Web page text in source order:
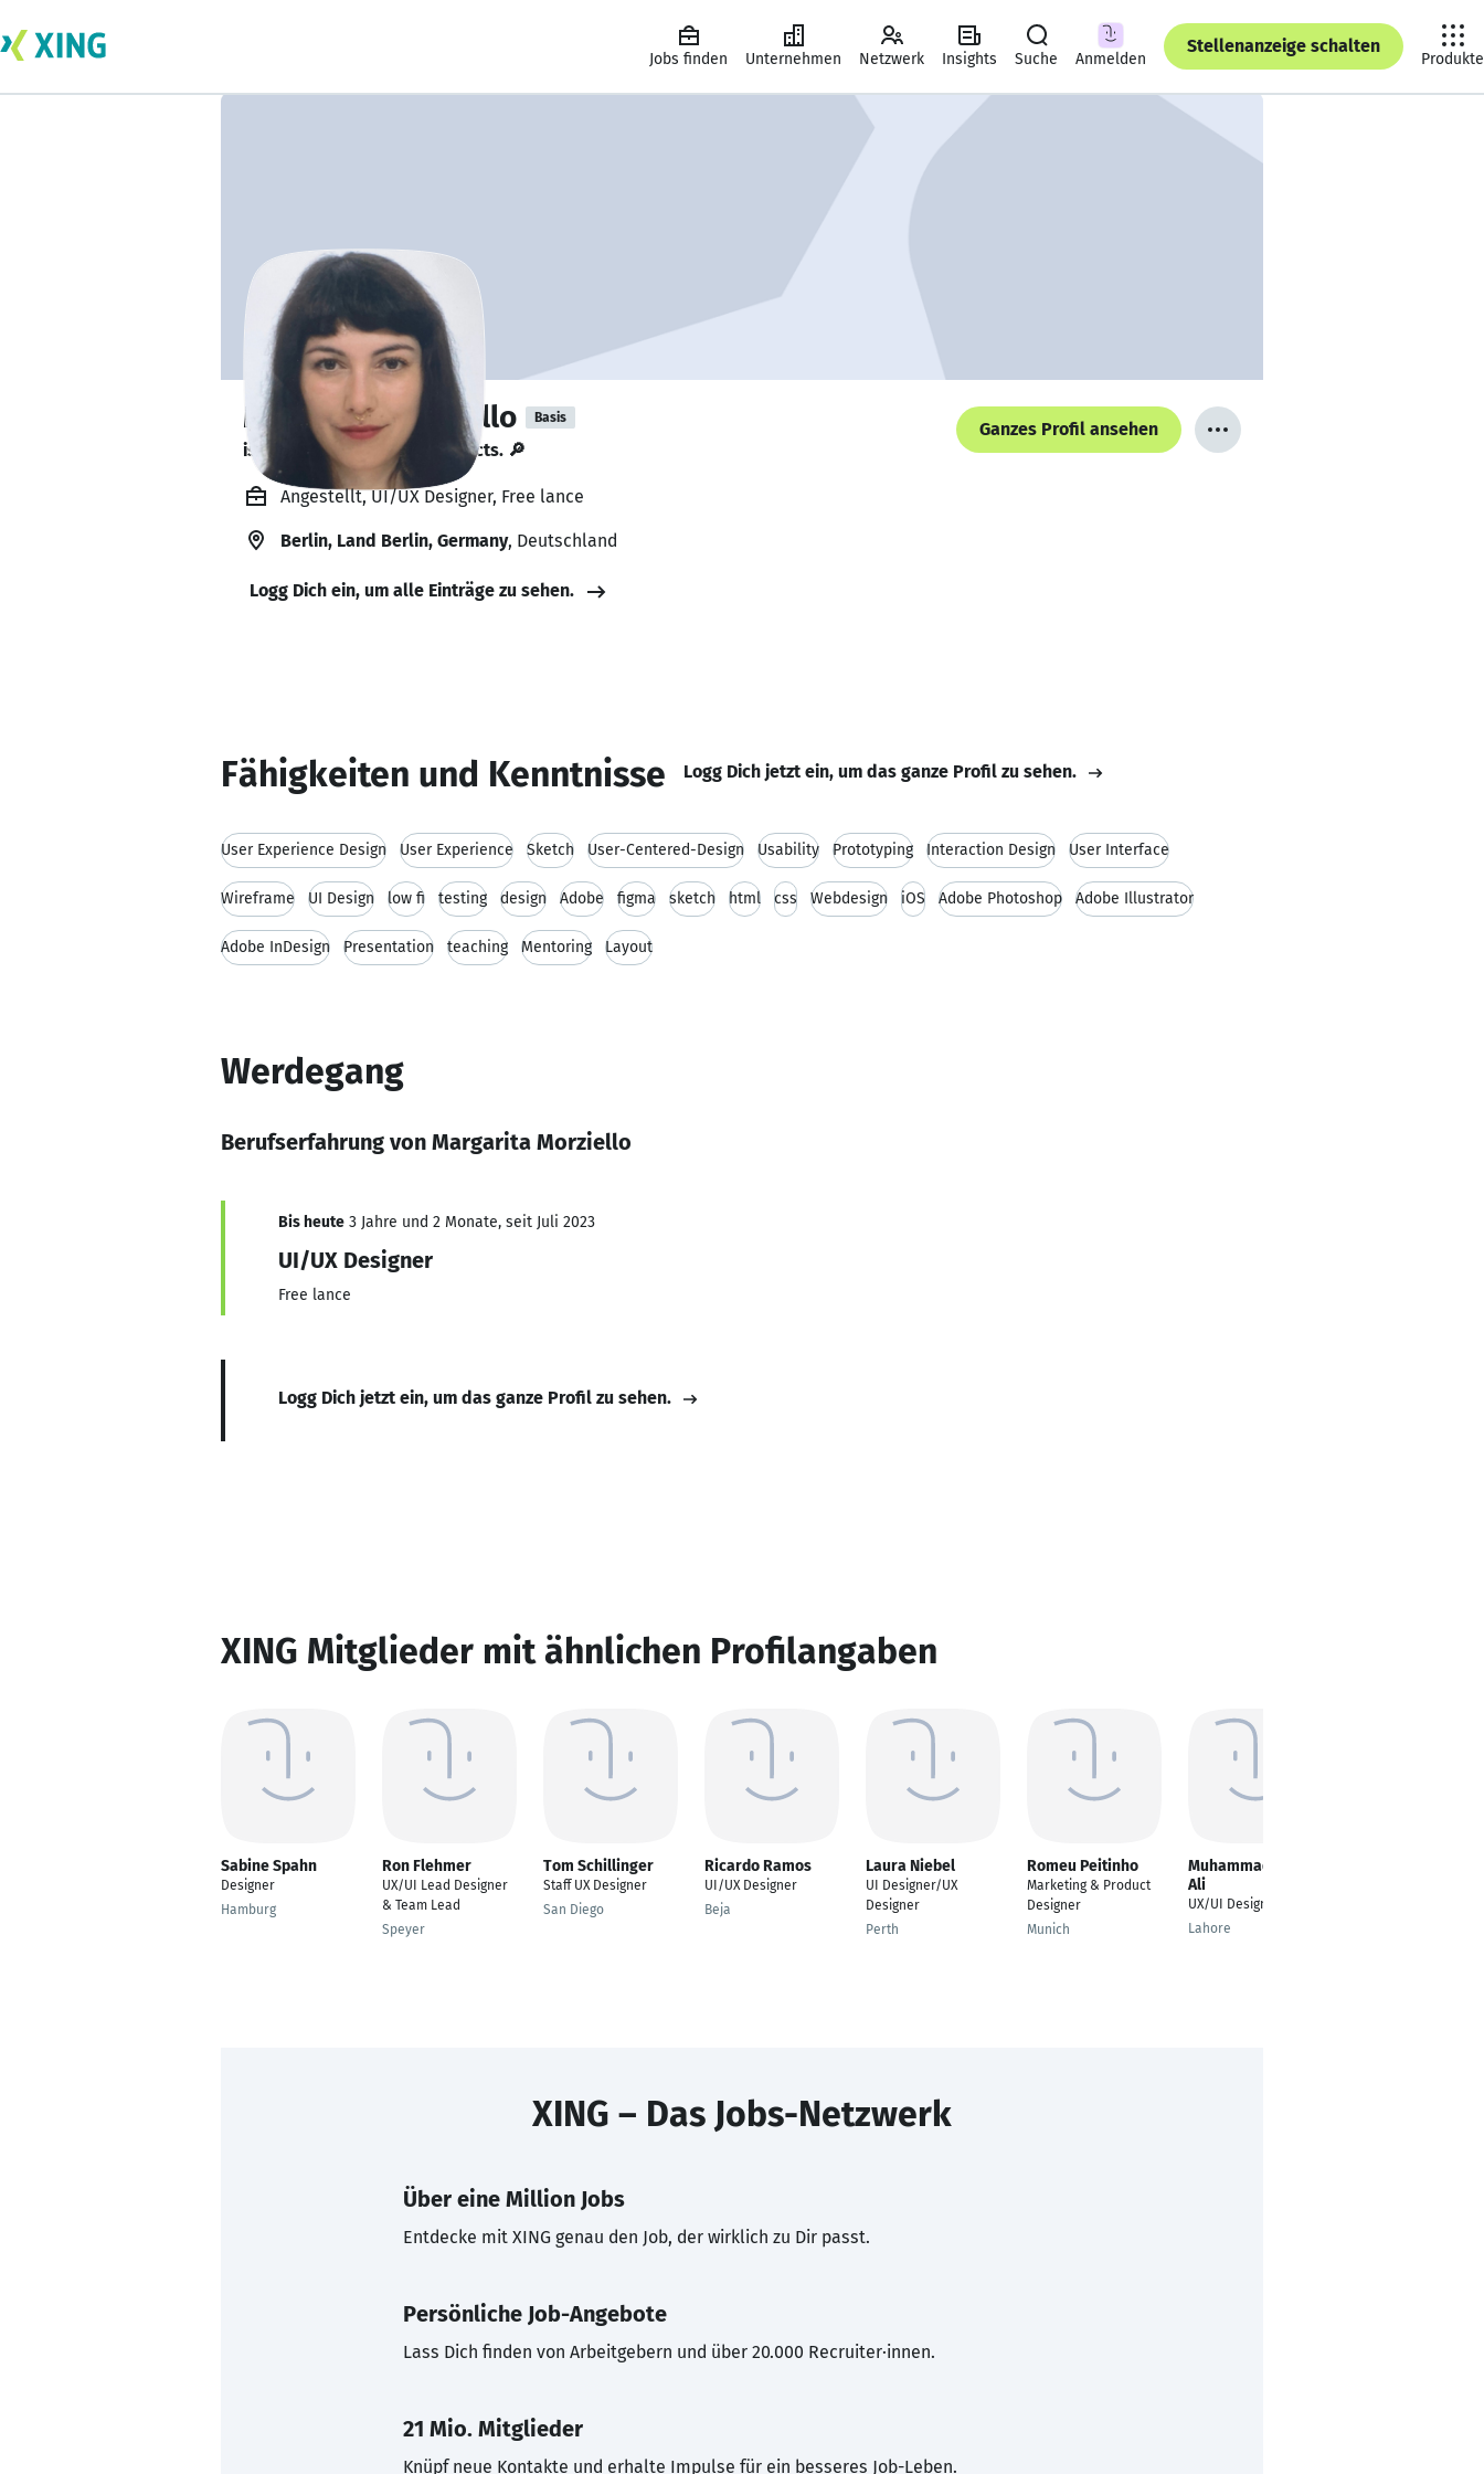
Jobs finden Unternehmen Netzwerk Insights Suche Anmelden
Stellenanzeige schalten
Produkte
Margarita Morziello Basis
is looking for freelance projects. 🔎
Ganzes Profil ansehen
Angestellt, UI/UX Designer, Free lance
Berlin, Land Berlin, Germany, Deutschland
Logg Dich ein, um alle Einträge zu sehen.
Fähigkeiten und Kenntnisse Logg Dich jetzt ein, um das ganze Profil zu sehen.
User Experience Design User Experience Sketch User-Centered-Design Usability Prototyping Interaction Design User Interface
Wireframe UI Design low fi testing design Adobe figma sketch html css Webdesign iOS Adobe Photoshop Adobe Illustrator
Adobe InDesign Presentation teaching Mentoring Layout
Werdegang
Berufserfahrung von Margarita Morziello
Bis heute 3 Jahre und 2 Monate, seit Juli 2023
UI/UX Designer
Free lance
Logg Dich jetzt ein, um das ganze Profil zu sehen.
XING Mitglieder mit ähnlichen Profilangaben
Sabine Spahn
Designer
Hamburg
Ron Flehmer
UX/UI Lead Designer
& Team Lead
Speyer
Tom Schillinger
Staff UX Designer
San Diego
Ricardo Ramos
UI/UX Designer
Beja
Laura Niebel
UI Designer/UX
Designer
Perth
Romeu Peitinho
Marketing & Product
Designer
Munich
Muhammad Sufyan
Ali
UX/UI Designer
Lahore
XING – Das Jobs-Netzwerk
Über eine Million Jobs
Entdecke mit XING genau den Job, der wirklich zu Dir passt.
Persönliche Job-Angebote
Lass Dich finden von Arbeitgebern und über 20.000 Recruiter·innen.
21 Mio. Mitglieder
Knüpf neue Kontakte und erhalte Impulse für ein besseres Job-Leben.